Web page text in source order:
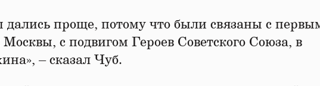
дались проще, потому что были связаны с
с подвигом Героев Советского Союза, в
– сказал Чуб.